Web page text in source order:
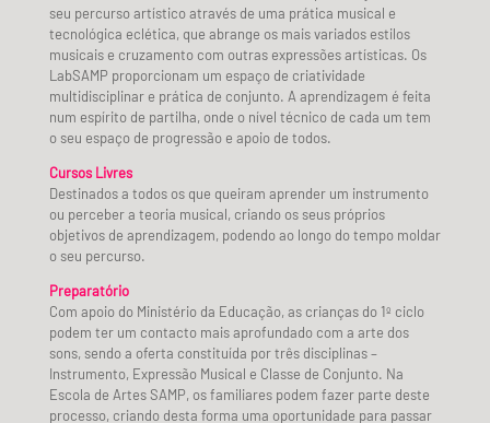
seu percurso artístico através de uma prática musical e
tecnológica eclética, que abrange os mais variados estilos
musicais e cruzamento com outras expressões artísticas. Os
LabSAMP proporcionam um espaço de criatividade
multidisciplinar e prática de conjunto. A aprendizagem é feita
num espírito de partilha, onde o nível técnico de cada um tem
o seu espaço de progressão e apoio de todos.
Cursos Livres
Destinados a todos os que queiram aprender um instrumento
ou perceber a teoria musical, criando os seus próprios
objetivos de aprendizagem, podendo ao longo do tempo moldar
o seu percurso.
Preparatório
Com apoio do Ministério da Educação, as crianças do 1º ciclo
podem ter um contacto mais aprofundado com a arte dos
sons, sendo a oferta constituída por três disciplinas –
Instrumento, Expressão Musical e Classe de Conjunto. Na
Escola de Artes SAMP, os familiares podem fazer parte deste
processo, criando desta forma uma oportunidade para passar